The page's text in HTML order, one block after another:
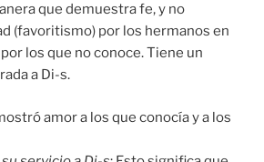
que demuestra fe, y no
(favoritismo) por los hermanos en
los que no conoce. Tiene un
a Di-s.
amor a los que conocía y a los